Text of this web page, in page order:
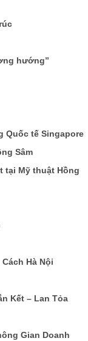
hướng”
Quốc tế Singapore
Sâm
tại Mỹ thuật Hồng
Hà Nội
Kết – Lan Tỏa
Gian Doanh